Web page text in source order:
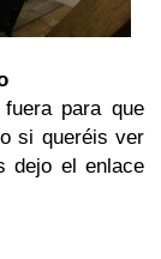
para que
si queréis ver
dejo el enlace